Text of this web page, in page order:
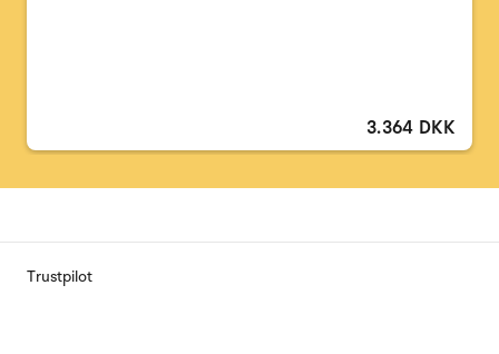
3.364 DKK
Trustpilot